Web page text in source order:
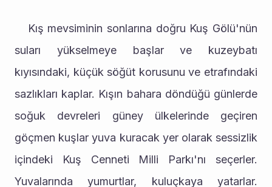
suları yükselmeye başlar ve kuzeybatı
kıyısındaki, küçük söğüt korusunu ve etrafındaki
sazlıkları kaplar. Kışın bahara döndüğü günlerde
soğuk devreleri güney ülkelerinde geçiren
göçmen kuşlar yuva kuracak yer olarak sessizlik
içindeki Kuş Cenneti Milli Parkı'nı seçerler.
Yuvalarında yumurtlar, kuluçkaya yatarlar.